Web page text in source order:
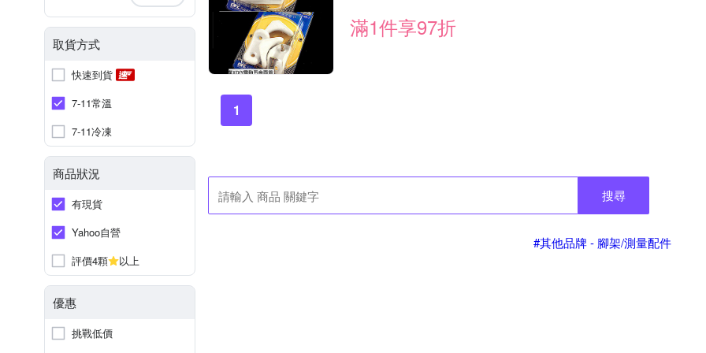
取貨方式
快速到貨
7-11常溫
7-11冷凍
商品狀況
有現貨
Yahoo自營
評價4顆
以上
優惠
挑戰低價
滿1件享97折
1
搜尋
#其他品牌 - 腳架/測量配件